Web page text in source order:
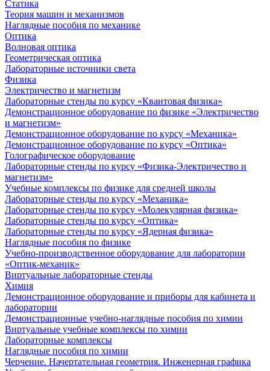
Статика
Теория машин и механизмов
Наглядные пособия по механике
Оптика
Волновая оптика
Геометрическая оптика
Лабораторные источники света
Физика
Электричество и магнетизм
Лабораторные стенды по курсу «Квантовая физика»
Демонстрационное оборудование по физике «Электричество
и магнетизм»
Демонстрационное оборудование по курсу «Механика»
Демонстрационное оборудование по курсу «Оптика»
Голографическое оборудование
Лабораторные стенды по курсу «Физика-Электричество и
магнетизм»
Учебные комплексы по физике для средней школы
Лабораторные стенды по курсу «Механика»
Лабораторные стенды по курсу «Молекулярная физика»
Лабораторные стенды по курсу «Оптика»
Лабораторные стенды по курсу «Ядерная физика»
Наглядные пособия по физике
Учебно-производственное оборудование для лаборатории
«Оптик-механик»
Виртуальные лабораторные стенды
Химия
Демонстрационное оборудование и приборы для кабинета и
лаборатории
Демонстрационные учебно-наглядные пособия по химии
Виртуальные учебные комплексы по химии
Лабораторные комплексы
Наглядные пособия по химии
Черчение. Начертательная геометрия. Инженерная графика